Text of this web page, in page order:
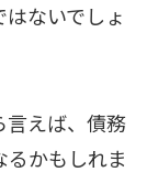
ないでしょ
えば、債務
かもしれま